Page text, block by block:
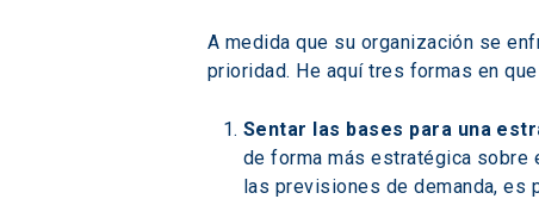
A medida que su organización se
prioridad. He aquí tres formas en
Sentar las bases para una
de forma más estratégica sobre
las previsiones de demanda, es